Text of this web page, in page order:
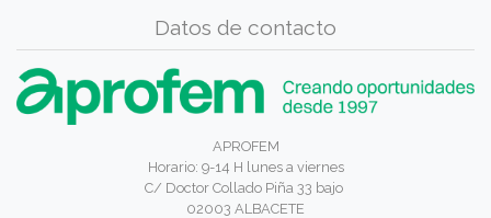
Datos de contacto
APROFEM
Horario: 9-14 H lunes a viernes
C/ Doctor Collado Piña 33 bajo
02003 ALBACETE